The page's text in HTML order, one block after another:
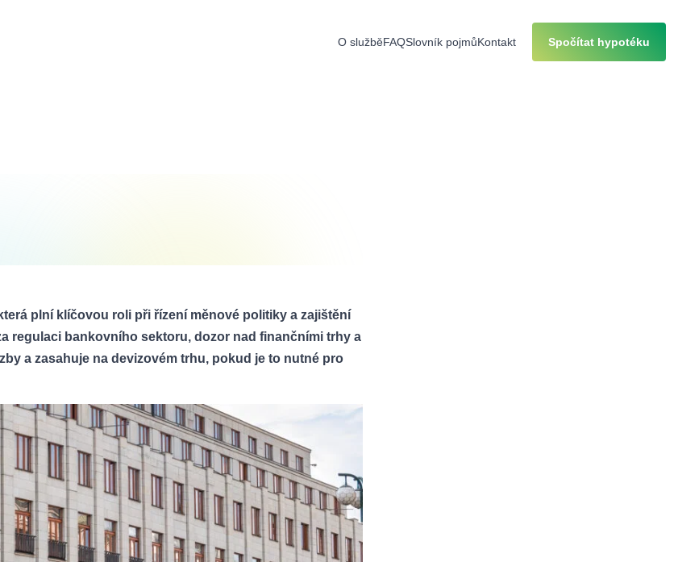
O služběFAQSlovník pojmůKontakt Spočítat hypotéku
plní klíčovou roli při řízení měnové politiky a zajištění
regulaci bankovního sektoru, dozor nad finančními trhy a
a zasahuje na devizovém trhu, pokud je to nutné pro